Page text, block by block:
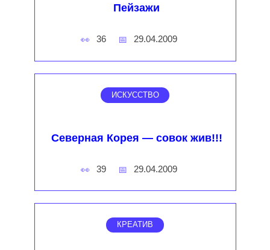
Пейзажи
36 29.04.2009
ИСКУССТВО
Северная Корея — совок жив!!!
39 29.04.2009
КРЕАТИВ